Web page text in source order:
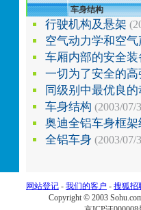
车身结构
行驶机构及悬架
空气动力学和空气
车厢内部的安全装
一切为了安全的
同级别中最优良
车身结构 (2003/07/
奥迪全铝车身框架
全铝车身 (2003/07/
网站登记 - 我们的客户 - 搜狐招
Copyright © 2003